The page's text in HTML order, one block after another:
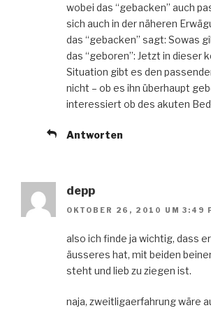
wobei das “gebacken” auch
sich auch in der näheren
das “gebacken” sagt: Sowas
das “geboren”: Jetzt in dieser
Situation gibt es den
nicht – ob es ihn überhaupt
interessiert ob des akuten
Antworten
depp
OKTOBER 26, 2010 UM 3:49
also ich finde ja wichtig, dass
äusseres hat, mit beiden
steht und lieb zu ziegen ist.
naja, zweitligaerfahrung wäre